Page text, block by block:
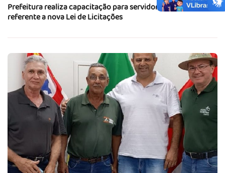
Prefeitura realiza capacitação para servidores públicos
referente a nova Lei de Licitações